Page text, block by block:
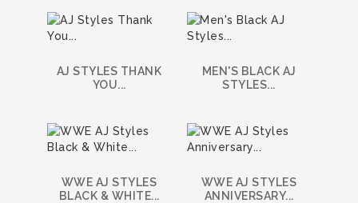
AJ STYLES THANK
YOU...
MEN'S BLACK AJ
STYLES...
WWE AJ STYLES
BLACK & WHITE...
WWE AJ STYLES
ANNIVERSARY...